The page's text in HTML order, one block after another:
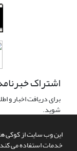
این وب سایت از کوکی ها
خدمات استفاده می
اشتراک
برای دریافت اخبار و
شوید.